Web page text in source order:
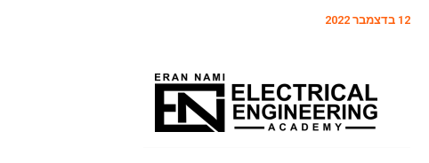
12 בדצמבר 2022